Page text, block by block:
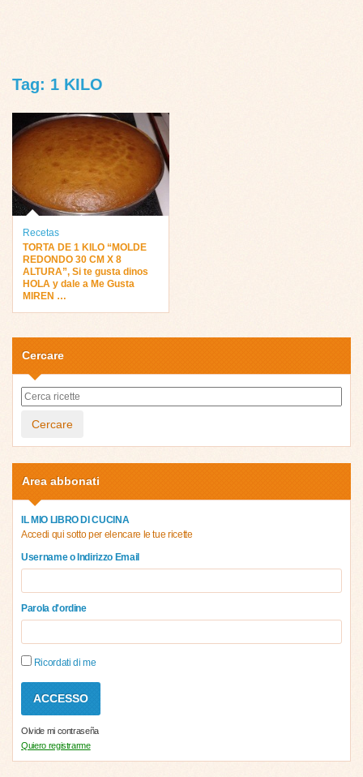
Tag: 1 KILO
Recetas
TORTA DE 1 KILO “MOLDE
REDONDO 30 CM X 8
ALTURA”, Si te gusta dinos
HOLA y dale a Me Gusta
MIREN …
Cercare
Cercare
Area abbonati
IL MIO LIBRO DI CUCINA
Accedi qui sotto per elencare le tue ricette
Username o Indirizzo Email
Parola d'ordine
Ricordati di me
Olvide mi contraseña
Quiero registrarme